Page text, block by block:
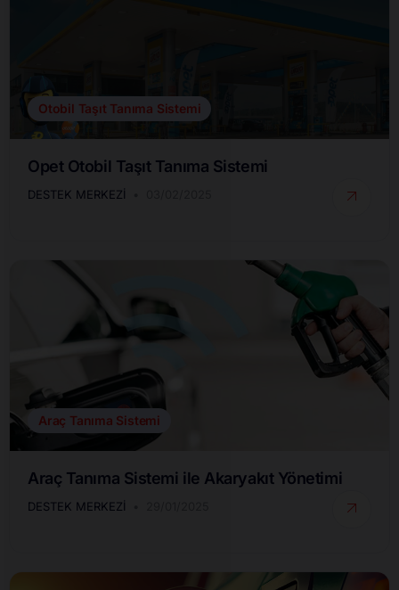
Otobil Taşıt Tanıma Sistemi
Opet Otobil Taşıt Tanıma Sistemi
DESTEK MERKEZI
Araç Tanıma Sistemi
Araç Tanıma Sistemi ile Akaryakıt Yönetimi
DESTEK MERKEZI